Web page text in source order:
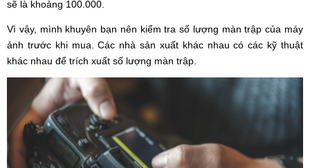
sẽ là khoảng 100.000.
Vì vậy, mình khuyên bạn nên kiểm tra số lượng màn trập của máy
ảnh trước khi mua. Các nhà sản xuất khác nhau có các kỹ thuật
khác nhau để trích xuất số lượng màn trập.